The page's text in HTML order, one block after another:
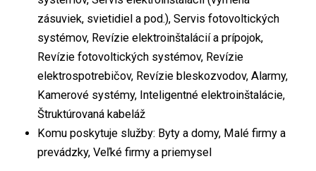
zásuviek, svietidiel a pod.), Servis fotovoltických
systémov, Revízie elektroinštalácií a prípojok,
Revízie fotovoltických systémov, Revízie
elektrospotrebičov, Revízie bleskozvodov, Alarmy,
Kamerové systémy, Inteligentné elektroinštalácie,
Štruktúrovaná kabeláž
Komu poskytuje služby: Byty a domy, Malé firmy a
prevádzky, Veľké firmy a priemysel